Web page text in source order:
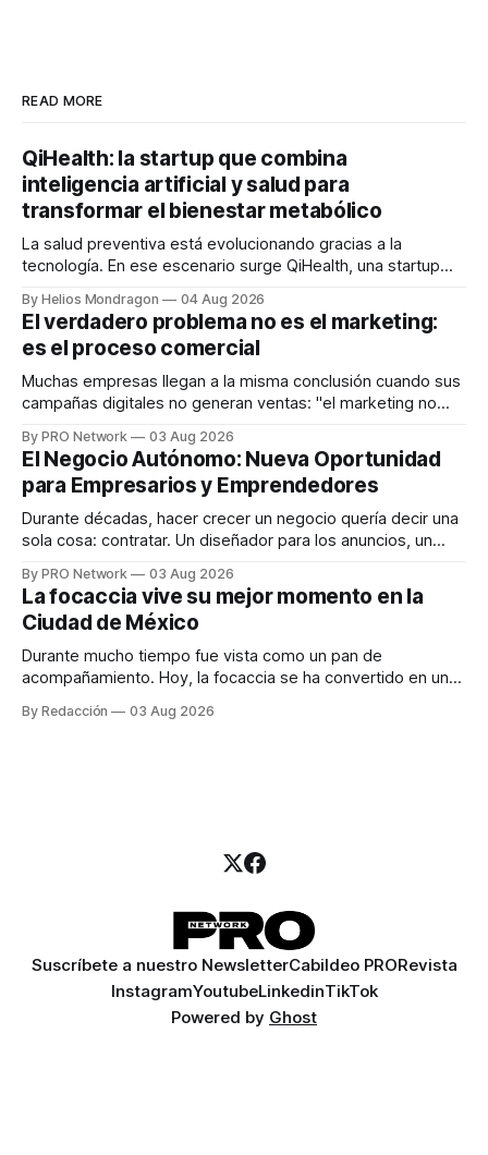
READ MORE
QiHealth: la startup que combina
inteligencia artificial y salud para
transformar el bienestar metabólico
La salud preventiva está evolucionando gracias a la
tecnología. En ese escenario surge QiHealth, una startup
dispositivos inteligentes, inteligencia artificial y monitoreo
en tiempo real para ayudar a las personas a tomar mejores
decisiones sobre su salud metabólica. Su propuesta busca
responder
By Helios Mondragon 04 Aug 2026
El verdadero problema no es el marketing:
es el proceso comercial
Muchas empresas llegan a la misma conclusión cuando sus
campañas digitales no generan ventas: "el marketing no
INTERIUS, el problema suele estar en otro lugar. Durante
una entrevista para el podcast SER PRO, el especialista en
marketing digital explicó que
By PRO Network 03 Aug 2026
El Negocio Autónomo: Nueva Oportunidad
para Empresarios y Emprendedores
Durante décadas, hacer crecer un negocio quería decir una
sola cosa: contratar. Un diseñador para los anuncios, un
para los textos, alguien que supiera de publicidad digital
para encontrar prospectos, un vendedor para atender
llamadas y mensajes, y —con suerte— una persona
By PRO Network 03 Aug 2026
La focaccia vive su mejor momento en la
Ciudad de México
Durante mucho tiempo fue vista como un pan de
acompañamiento. Hoy, la focaccia se ha convertido en uno
artesanal, ingredientes de calidad y experiencias que
By Redacción 03 Aug 2026
Suscríbete a nuestro NewsletterCabildeo PRORevista
InstagramYoutubeLinkedinTikTok
Powered by Ghost